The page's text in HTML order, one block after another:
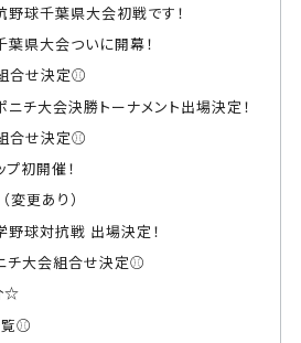
球千葉県大会初戦です！
県大会ついに開幕！
合せ決定⚾
ニチ大会決勝トーナメント出場決定！
合せ決定⚾
初開催！
変更あり）
野球対抗戦 出場決定！
チ大会組合せ決定⚾
☆
⚾